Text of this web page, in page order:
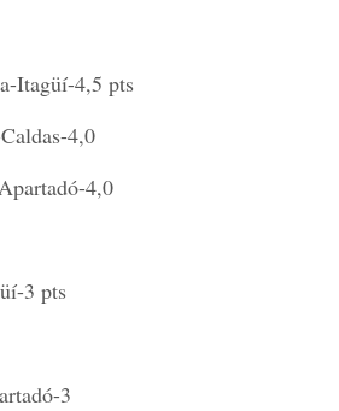
Itagüí-4,5 pts
4,0
4,0
3 pts
3